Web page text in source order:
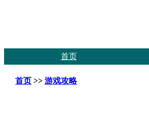
首页
首页 >> 游戏攻略